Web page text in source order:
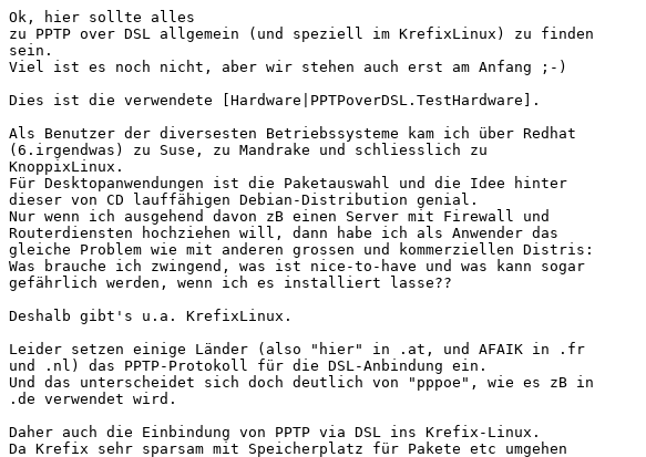
Ok, hier sollte alles
zu PPTP over DSL allgemein (und speziell im KrefixLinux) zu finden
sein.
Viel ist es noch nicht, aber wir stehen auch erst am Anfang ;-)
Dies ist die verwendete [Hardware|PPTPoverDSL.TestHardware].
Als Benutzer der diversesten Betriebssysteme kam ich über Redhat
(6.irgendwas) zu Suse, zu Mandrake und schliesslich zu
KnoppixLinux.
Für Desktopanwendungen ist die Paketauswahl und die Idee hinter
dieser von CD lauffähigen Debian-Distribution genial.
Nur wenn ich ausgehend davon zB einen Server mit Firewall und
Routerdiensten hochziehen will, dann habe ich als Anwender das
gleiche Problem wie mit anderen grossen und kommerziellen Distris:
Was brauche ich zwingend, was ist nice-to-have und was kann sogar
gefährlich werden, wenn ich es installiert lasse??
Deshalb gibt's u.a. KrefixLinux.
Leider setzen einige Länder (also "hier" in .at, und AFAIK in .fr
und .nl) das PPTP-Protokoll für die DSL-Anbindung ein.
Und das unterscheidet sich doch deutlich von "pppoe", wie es zB in
.de verwendet wird.
Daher auch die Einbindung von PPTP via DSL ins Krefix-Linux.
Da Krefix sehr sparsam mit Speicherplatz für Pakete etc umgehen